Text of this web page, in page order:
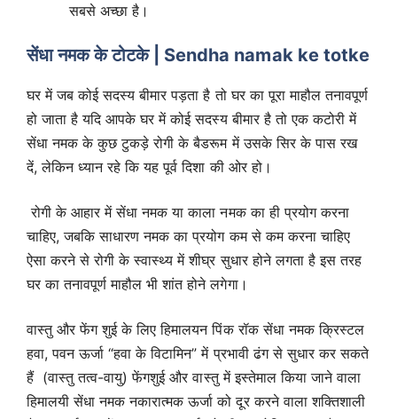
सबसे अच्छा है।
सेंधा नमक के टोटके | Sendha namak ke totke
घर में जब कोई सदस्य बीमार पड़ता है तो घर का पूरा माहौल तनावपूर्ण
हो जाता है यदि आपके घर में कोई सदस्य बीमार है तो एक कटोरी में
सेंधा नमक के कुछ टुकड़े रोगी के बैडरूम में उसके सिर के पास रख
दें, लेकिन ध्यान रहे कि यह पूर्व दिशा की ओर हो।
रोगी के आहार में सेंधा नमक या काला नमक का ही प्रयोग करना
चाहिए, जबकि साधारण नमक का प्रयोग कम से कम करना चाहिए
ऐसा करने से रोगी के स्वास्थ्य में शीघ्र सुधार होने लगता है इस तरह
घर का तनावपूर्ण माहौल भी शांत होने लगेगा।
वास्तु और फेंग शुई के लिए हिमालयन पिंक रॉक सेंधा नमक क्रिस्टल
हवा, पवन ऊर्जा “हवा के विटामिन” में प्रभावी ढंग से सुधार कर सकते
हैं (वास्तु तत्व-वायु) फेंगशुई और वास्तु में इस्तेमाल किया जाने वाला
हिमालयी सेंधा नमक नकारात्मक ऊर्जा को दूर करने वाला शक्तिशाली